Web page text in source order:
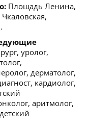
Площадь Ленина,
уролог,
дерматолог,
кардиолог,
аритмолог,